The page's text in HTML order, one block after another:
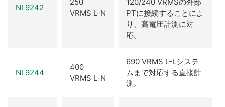
NI 9242
250
VRMS L-N
120/240 VRMSの外部
PTに接続することによ
り、高電圧計測に対
応。
NI 9244
400
VRMS L-N
690 VRMS L-Lシステ
ムまで対応する直接計
測。